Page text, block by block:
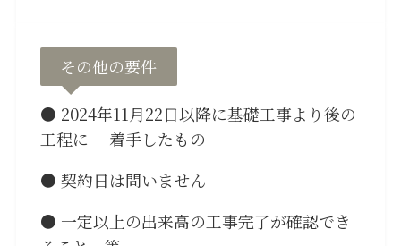
その他の要件
● 2024年11月22日以降に基礎工事より後の
工程に 着手したもの
● 契約日は問いません
● 一定以上の出来高の工事完了が確認でき